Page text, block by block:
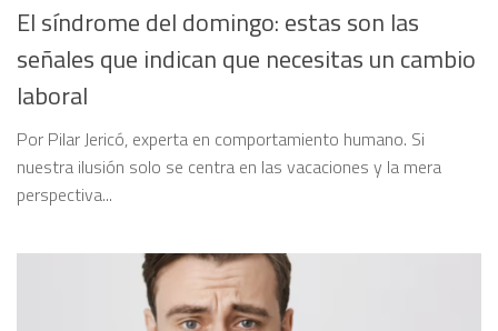
El síndrome del domingo: estas son las
señales que indican que necesitas un cambio
laboral
Por Pilar Jericó, experta en comportamiento humano. Si
nuestra ilusión solo se centra en las vacaciones y la mera
perspectiva...